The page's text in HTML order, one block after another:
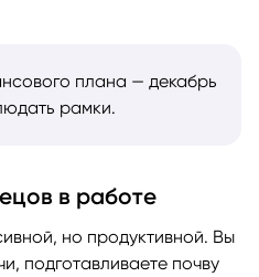
плана — декабрь
рамки.
в работе
но продуктивной. Вы
подготавливаете почву